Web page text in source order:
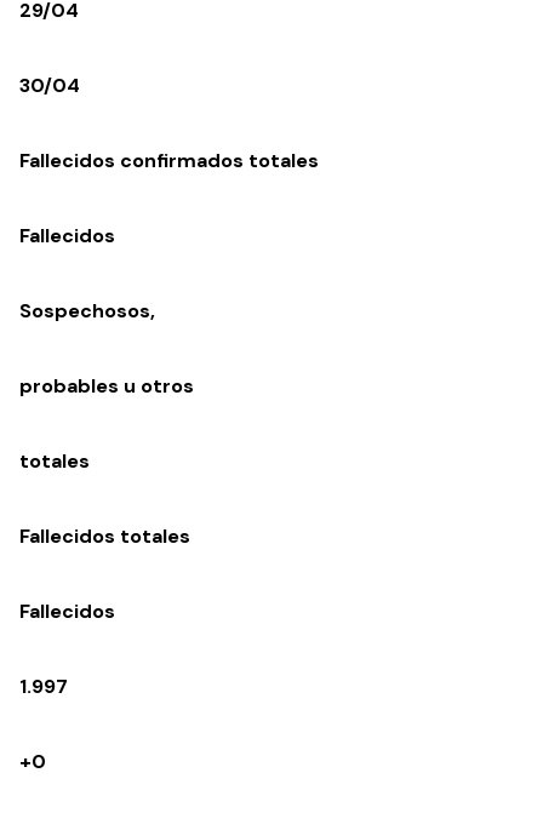
29/04
30/04
Fallecidos confirmados totales
Fallecidos
Sospechosos,
probables u otros
totales
Fallecidos totales
Fallecidos
1.997
+0